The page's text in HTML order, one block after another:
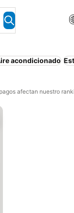
acondicionado
afectan nuestro
a favoritos